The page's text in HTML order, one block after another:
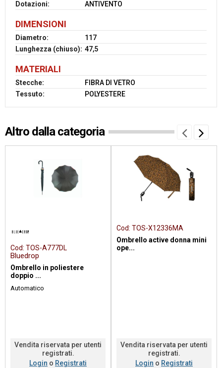
Dotazioni:
ANTIVENTO
DIMENSIONI
Diametro:
117
Lunghezza (chiuso): 47,5
MATERIALI
Stecche:
FIBRA DI VETRO
Tessuto:
POLYESTERE
Altro dalla categoria
Cod: TOS-A777DL
Bluedrop
Ombrello in poliestere
doppio ...
Automatico
Vendita riservata per utenti
registrati.
Login o Registrati
Cod: TOS-X12336MA
Ombrello active donna mini
ope...
Vendita riservata per utenti
registrati.
Login o Registrati